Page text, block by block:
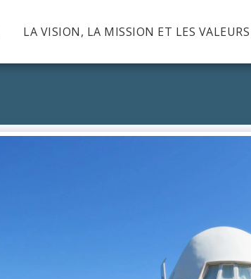
LA VISION, LA MISSION ET LES VALEURS